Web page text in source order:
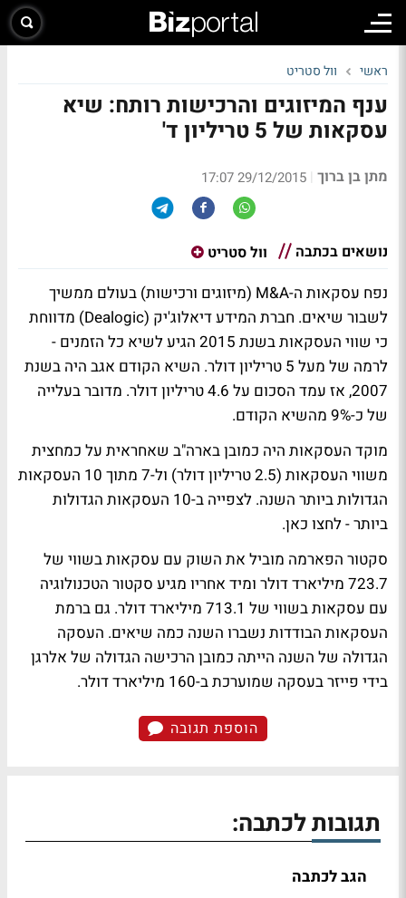
ראשי וול סטריט
ענף המיזוגים והרכישות רותח: שיא
עסקאות של 5 טריליון ד'
מתן בן ברוך |
29/12/2015 17:07
נושאים בכתבה וול סטריט
נפח עסקאות ה-M&A (מיזוגים ורכישות) בעולם ממשיך
לשבור שיאים. חברת המידע דיאלוג'יק (Dealogic) מדווחת
כי שווי העסקאות בשנת 2015 הגיע לשיא כל הזמנים -
לרמה של מעל 5 טריליון דולר. השיא הקודם אגב היה בשנת
2007, אז עמד הסכום על 4.6 טריליון דולר. מדובר בעלייה
של כ-9% מהשיא הקודם.
מוקד העסקאות היה כמובן בארה"ב שאחראית על כמחצית
משווי העסקאות (2.5 טריליון דולר) ול-7 מתוך 10 העסקאות
הגדולות ביותר השנה.
לצפייה ב-10 העסקאות הגדולות
ביותר - לחצו כאן.
סקטור הפארמה מוביל את השוק עם עסקאות בשווי של
723.7 מיליארד דולר ומיד אחריו מגיע סקטור הטכנולוגיה
עם עסקאות בשווי של 713.1 מיליארד דולר. גם ברמת
העסקאות הבודדות נשברו השנה כמה שיאים. העסקה
הגדולה של השנה הייתה כמובן הרכישה הגדולה של אלרגן
בידי פייזר בעסקה שמוערכת ב-160 מיליארד דולר.
הוספת תגובה
תגובות לכתבה:
הגב לכתבה